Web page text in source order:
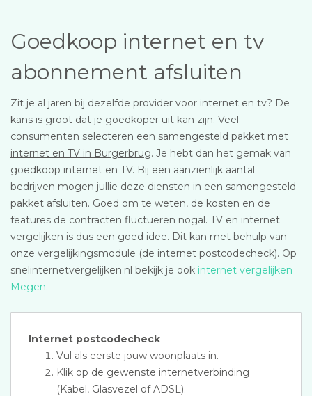
Goedkoop internet en tv
abonnement afsluiten
Zit je al jaren bij dezelfde provider voor internet en tv? De
kans is groot dat je goedkoper uit kan zijn. Veel
consumenten selecteren een samengesteld pakket met
internet en TV in Burgerbrug. Je hebt dan het gemak van
goedkoop internet en TV. Bij een aanzienlijk aantal
bedrijven mogen jullie deze diensten in een samengesteld
pakket afsluiten. Goed om te weten, de kosten en de
features de contracten fluctueren nogal. TV en internet
vergelijken is dus een goed idee. Dit kan met behulp van
onze vergelijkingsmodule (de internet postcodecheck). Op
snelinternetvergelijken.nl bekijk je ook internet vergelijken
Megen.
Internet postcodecheck
Vul als eerste jouw woonplaats in.
Klik op de gewenste internetverbinding
(Kabel, Glasvezel of ADSL).